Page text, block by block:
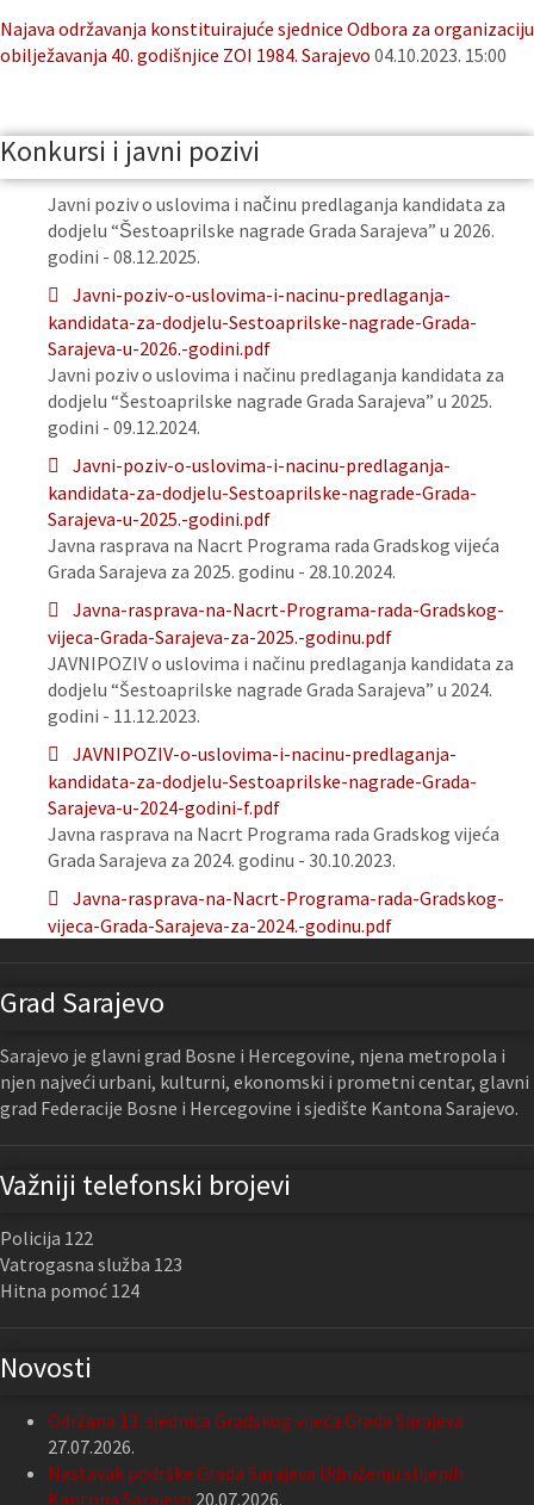
Najava održavanja konstituirajuće sjednice Odbora za organizaciju
obilježavanja 40. godišnjice ZOI 1984. Sarajevo 04.10.2023. 15:00
Konkursi i javni pozivi
Javni poziv o uslovima i načinu predlaganja kandidata za
dodjelu “Šestoaprilske nagrade Grada Sarajeva” u 2026.
godini - 08.12.2025.
Javni-poziv-o-uslovima-i-nacinu-predlaganja-
kandidata-za-dodjelu-Sestoaprilske-nagrade-Grada-
Sarajeva-u-2026.-godini.pdf
Javni poziv o uslovima i načinu predlaganja kandidata za
dodjelu “Šestoaprilske nagrade Grada Sarajeva” u 2025.
godini - 09.12.2024.
Javni-poziv-o-uslovima-i-nacinu-predlaganja-
kandidata-za-dodjelu-Sestoaprilske-nagrade-Grada-
Sarajeva-u-2025.-godini.pdf
Javna rasprava na Nacrt Programa rada Gradskog vijeća
Grada Sarajeva za 2025. godinu - 28.10.2024.
Javna-rasprava-na-Nacrt-Programa-rada-Gradskog-
vijeca-Grada-Sarajeva-za-2025.-godinu.pdf
JAVNIPOZIV o uslovima i načinu predlaganja kandidata za
dodjelu “Šestoaprilske nagrade Grada Sarajeva” u 2024.
godini - 11.12.2023.
JAVNIPOZIV-o-uslovima-i-nacinu-predlaganja-
kandidata-za-dodjelu-Sestoaprilske-nagrade-Grada-
Sarajeva-u-2024-godini-f.pdf
Javna rasprava na Nacrt Programa rada Gradskog vijeća
Grada Sarajeva za 2024. godinu - 30.10.2023.
Javna-rasprava-na-Nacrt-Programa-rada-Gradskog-
vijeca-Grada-Sarajeva-za-2024.-godinu.pdf
Grad Sarajevo
Sarajevo je glavni grad Bosne i Hercegovine, njena metropola i
njen najveći urbani, kulturni, ekonomski i prometni centar, glavni
grad Federacije Bosne i Hercegovine i sjedište Kantona Sarajevo.
Važniji telefonski brojevi
Policija 122
Vatrogasna služba 123
Hitna pomoć 124
Novosti
Održana 13. sjednica Gradskog vijeća Grada Sarajeva
27.07.2026.
Nastavak podrške Grada Sarajeva Udruženju slijepih
Kantona Sarajevo 20.07.2026.